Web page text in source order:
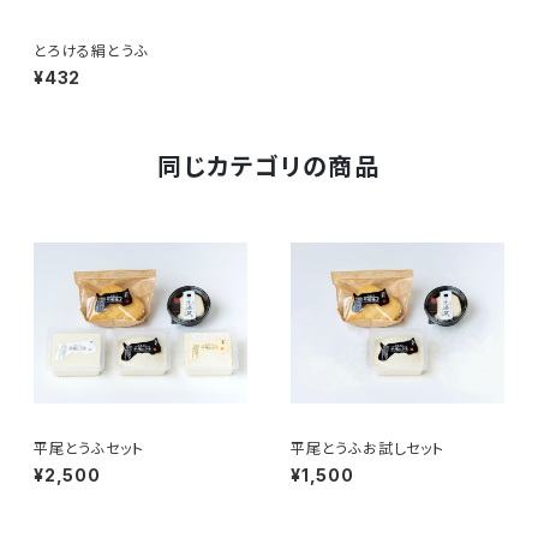
とろける絹とうふ
¥432
同じカテゴリの商品
平尾とうふセット
¥2,500
平尾とうふお試しセット
¥1,500